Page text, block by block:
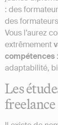
: des
des
Vous l’aurez
extrêmement
compétences
adaptabilité,
Les
freelance